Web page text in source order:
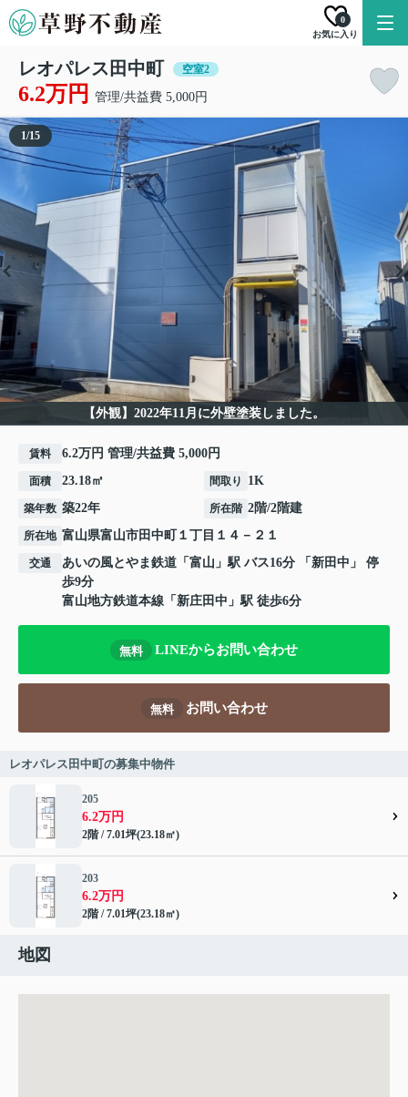
お気に入り
0
レオパレス田中町 空室2
6.2万円 管理/共益費 5,000円
【外観】2022年11月に外壁塗装しました。
1/15
賃料 6.2万円 管理/共益費 5,000円
面積 23.18㎡ 間取り 1K
築年数 築22年 所在階 2階/2階建
所在地 富山県富山市田中町 １丁目１４－２１
交通 あいの風とやま鉄道 「 富山 」駅 バス16分 「新田中」 停
歩9分
富山地方鉄道本線 「 新庄田中 」駅 徒歩6分
無料 LINEからお問い合わせ
無料 お問い合わせ
レオパレス田中町の募集中物件
205
6.2万円
2階 / 7.01坪(23.18㎡)
203
6.2万円
2階 / 7.01坪(23.18㎡)
地図